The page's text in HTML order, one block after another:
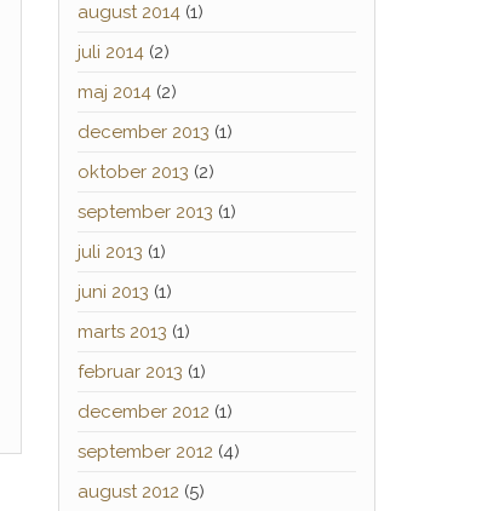
august 2014(1)
juli 2014(2)
maj 2014(2)
december 2013 (1)
oktober 2013 (2)
september 2013 (1)
juli 2013 (1)
juni 2013 (1)
marts 2013 (1)
februar 2013 (1)
december 2012 (1)
september 2012 (4)
august 2012 (5)